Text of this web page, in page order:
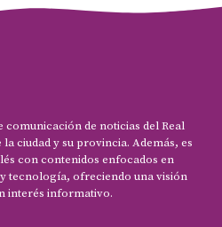
comunicación de noticias del Real
ciudad y su provincia. Además, es
con contenidos enfocados en
tecnología, ofreciendo una visión
interés informativo.